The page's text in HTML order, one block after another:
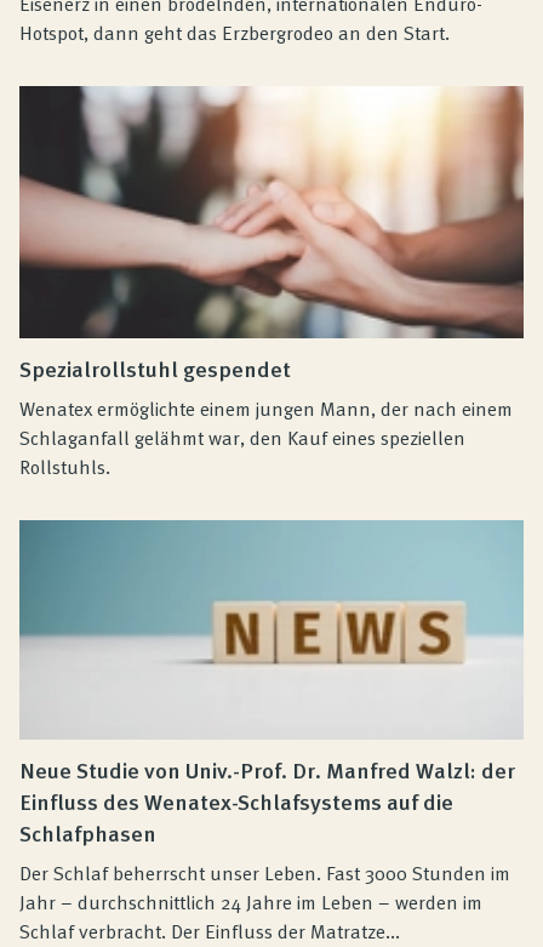
Hotspot, dann geht das Erzbergrodeo an den Start.
Spezialrollstuhl gespendet
Wenatex ermöglichte einem jungen Mann, der nach einem
Schlaganfall gelähmt war, den Kauf eines speziellen
Rollstuhls.
Neue Studie von Univ.-Prof. Dr. Manfred Walzl: der
Einfluss des Wenatex-Schlafsystems auf die
Schlafphasen
Der Schlaf beherrscht unser Leben. Fast 3000 Stunden im
Jahr – durchschnittlich 24 Jahre im Leben – werden im
Schlaf verbracht. Der Einfluss der Matratze...